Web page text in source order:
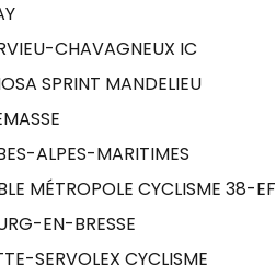
CHAVAGNEUX IC
SPRINT MANDELIEU
ALPES-MARITIMES
MÉTROPOLE CYCLISME 38-EF
EN-BRESSE
SERVOLEX CYCLISME